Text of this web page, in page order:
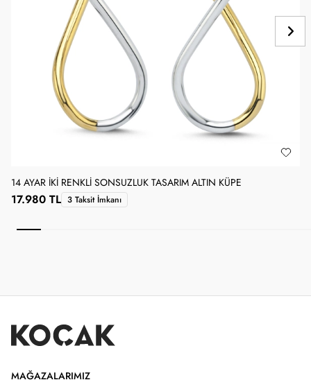
14 AYAR İKI RENKLI SONSUZLUK TASARIM ALTIN KÜPE
17.980 TL 3 Taksit İmkanı
MAĞAZALARIMIZ